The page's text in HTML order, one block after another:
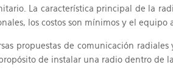
La característica principal de la
los costos son mínimos y el equipo
propuestas de comunicación
de instalar una radio dentro de